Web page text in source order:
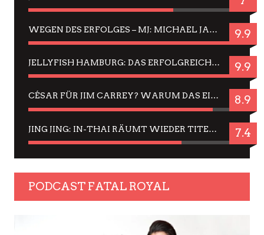
WEGEN DES ERFOLGES – MJ: MICHAEL JACKSON MUSICAL IN EINER MATINEE SEHEN 9.9
JELLYFISH HAMBURG: DAS ERFOLGREICHE SOMMER-MENÜ 2025 IN GEFÜHLEN UND BILDERN 9.9
CÉSAR FÜR JIM CARREY? WARUM DAS EINER DER NERVIGSTEN ACTORS IST UND BLEIBT 8.9
JING JING: IN-THAI RÄUMT WIEDER TITEL AB – EIN ZWEI-STUNDEN-ERLEBNISBERICHT 7.4
PODCAST FATAL ROYAL